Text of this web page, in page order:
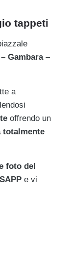
tappeti
Gambara –
a
offrendo un
totalmente
foto del
e vi